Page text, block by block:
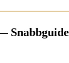
Snabbguide